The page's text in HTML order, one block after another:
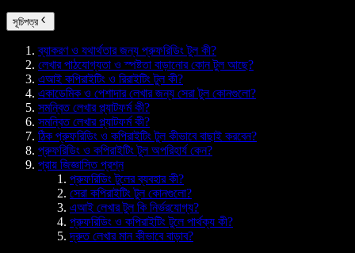
সূচিপত্র
ব্যাকরণ ও যথার্থতার জন্য প্রুফরিডিং টুল কী?
লেখার পাঠযোগ্যতা ও স্পষ্টতা বাড়ানোর কোন টুল আছে?
এআই কপিরাইটিং ও রিরাইটিং টুল কী?
একাডেমিক ও পেশাদার লেখার জন্য সেরা টুল কোনগুলো?
সমন্বিত লেখার প্ল্যাটফর্ম কী?
সমন্বিত লেখার প্ল্যাটফর্ম কী?
ঠিক প্রুফরিডিং ও কপিরাইটিং টুল কীভাবে বাছাই করবেন?
প্রুফরিডিং ও কপিরাইটিং টুল অপরিহার্য কেন?
প্রায় জিজ্ঞাসিত প্রশ্ন
প্রুফরিডিং টুলের ব্যবহার কী?
সেরা কপিরাইটিং টুল কোনগুলো?
এআই লেখার টুল কি নির্ভরযোগ্য?
প্রুফরিডিং ও কপিরাইটিং টুলে পার্থক্য কী?
দ্রুত লেখার মান কীভাবে বাড়াব?